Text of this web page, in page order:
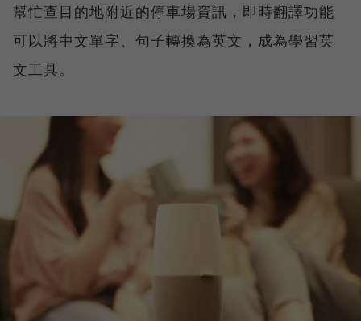
幫忙查目的地附近的停車場資訊，即時翻譯功能
可以將中文單字、句子轉換為英文，成為學習英
文工具。